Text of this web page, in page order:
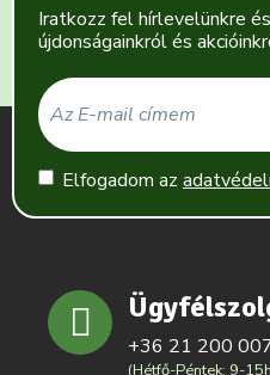
Iratkozz fel hírlevelünkre
újdonságainkról és
Elfogadom az
+36 21 200
(Hétfő-Péntek: 9-